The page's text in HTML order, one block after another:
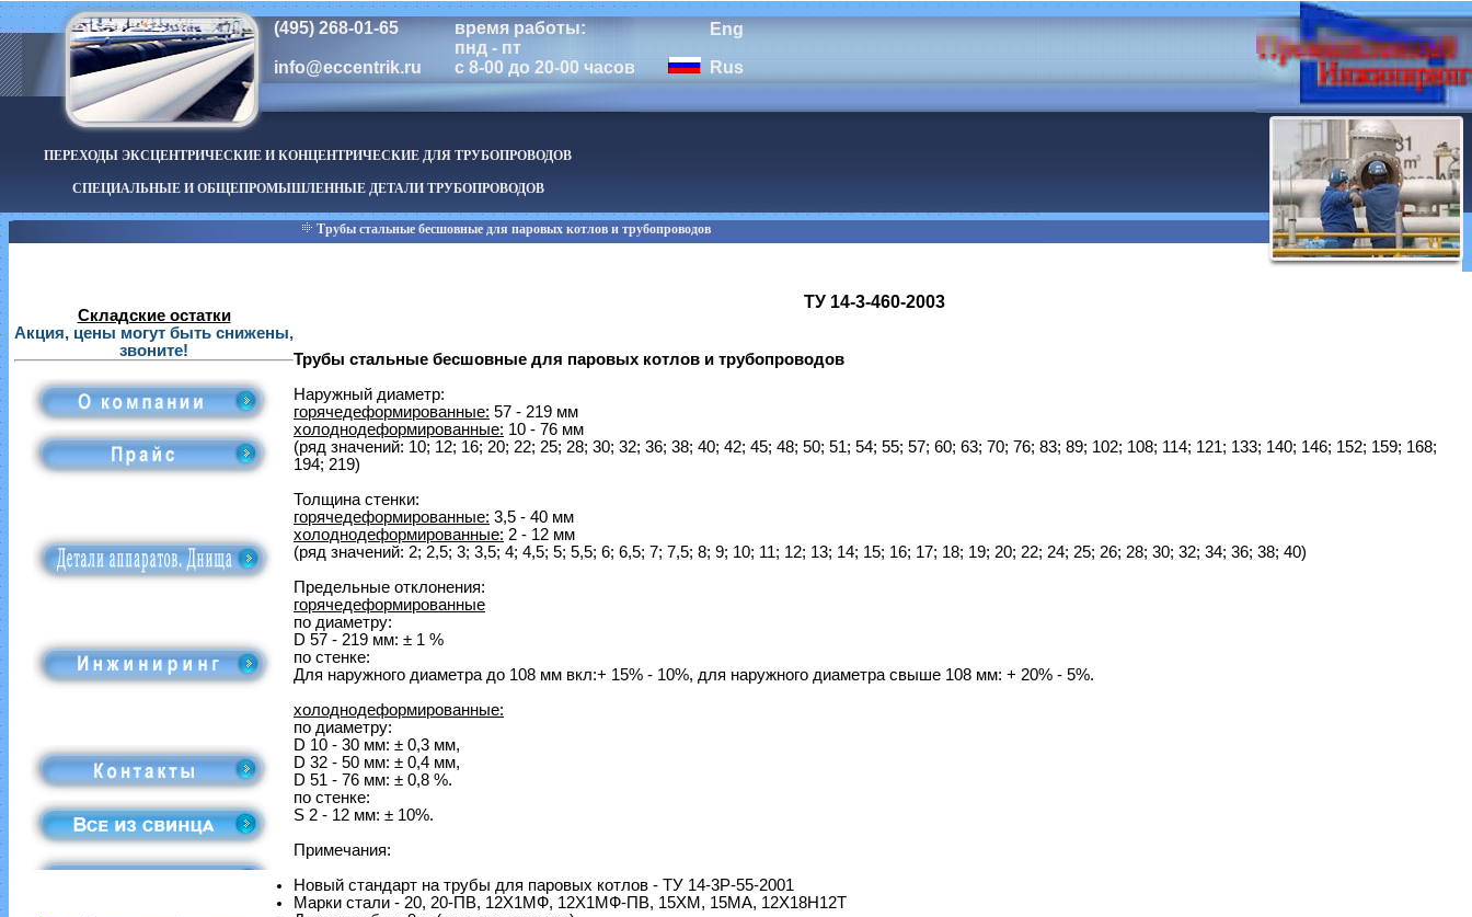
ПЕРЕХОДЫ ЭКСЦЕНТРИЧЕСКИЕ И КОНЦЕНТРИЧЕСКИЕ ДЛЯ ТРУБОПРОВОДОВ
СПЕЦИАЛЬНЫЕ И ОБЩЕПРОМЫШЛЕННЫЕ ДЕТАЛИ ТРУБОПРОВОДОВ
Складские остатки
Акция, цены могут быть снижены,
звоните!
Трубы стальные бесшовные для паровых котлов и трубопроводов
(495) 268-01-65
info@eccentrik.ru
время работы:
пнд - пт
с 8-00 до 20-00 часов
Eng
Rus
ТУ 14-3-460-2003
Трубы стальные бесшовные для паровых котлов и трубопроводов
Наружный диаметр:
горячедеформированные: 57 - 219 мм
холоднодеформированные: 10 - 76 мм
(ряд значений: 10; 12; 16; 20; 22; 25; 28; 30; 32; 36; 38; 40; 42; 45; 48; 50; 51; 54; 55; 57; 60; 63; 70; 76; 83; 89; 102; 108; 114; 121; 133; 140; 146; 152; 159; 168;
194; 219)
Толщина стенки:
горячедеформированные: 3,5 - 40 мм
холоднодеформированные: 2 - 12 мм
(ряд значений: 2; 2,5; 3; 3,5; 4; 4,5; 5; 5,5; 6; 6,5; 7; 7,5; 8; 9; 10; 11; 12; 13; 14; 15; 16; 17; 18; 19; 20; 22; 24; 25; 26; 28; 30; 32; 34; 36; 38; 40)
Предельные отклонения:
горячедеформированные
по диаметру:
D 57 - 219 мм: ± 1 %
по стенке:
Для наружного диаметра до 108 мм вкл:+ 15% - 10%, для наружного диаметра свыше 108 мм: + 20% - 5%.
холоднодеформированные:
по диаметру:
D 10 - 30 мм: ± 0,3 мм,
D 32 - 50 мм: ± 0,4 мм,
D 51 - 76 мм: ± 0,8 %.
по стенке:
S 2 - 12 мм: ± 10%.
Примечания:
Новый стандарт на трубы для паровых котлов - ТУ 14-3Р-55-2001
Марки стали - 20, 20-ПВ, 12Х1МФ, 12Х1МФ-ПВ, 15ХМ, 15МА, 12Х18Н12Т